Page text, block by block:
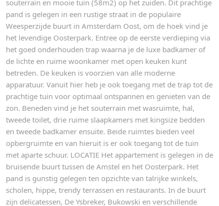
souterrain en mooie tuin (58m2) op het zuiden. Dit prachtige
pand is gelegen in een rustige straat in de populaire
Weesperzijde buurt in Amsterdam Oost, om de hoek vind je
het levendige Oosterpark. Entree op de eerste verdieping via
het goed onderhouden trap waarna je de luxe badkamer of
de lichte en ruime woonkamer met open keuken kunt
betreden. De keuken is voorzien van alle moderne
apparatuur. Vanuit hier heb je ook toegang met de trap tot de
prachtige tuin voor optimaal ontspannen en genieten van de
zon. Beneden vind je het souterrain met wasruimte, hal,
tweede toilet, drie ruime slaapkamers met kingsize bedden
en tweede badkamer ensuite. Beide ruimtes bieden veel
opbergruimte en van hieruit is er ook toegang tot de tuin
met aparte schuur. LOCATIE Het appartement is gelegen in de
bruisende buurt tussen de Amstel en het Oosterpark. Het
pand is gunstig gelegen ten opzichte van talrijke winkels,
scholen, hippe, trendy terrassen en restaurants. In de buurt
zijn delicatessen, De Ysbreker, Bukowski en verschillende